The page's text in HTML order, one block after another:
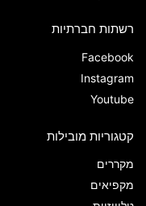
רשתות חברתיות
Facebook
Instagram
Youtube
קטגוריות מובילות
מקררים
מקפיאים